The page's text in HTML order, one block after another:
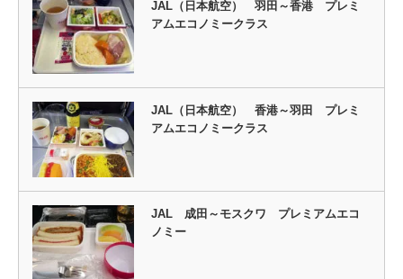
JAL（日本航空） 羽田～香港 プレミ
アムエコノミークラス
JAL（日本航空） 香港～羽田 プレミ
アムエコノミークラス
JAL 成田～モスクワ プレミアムエコ
ノミー